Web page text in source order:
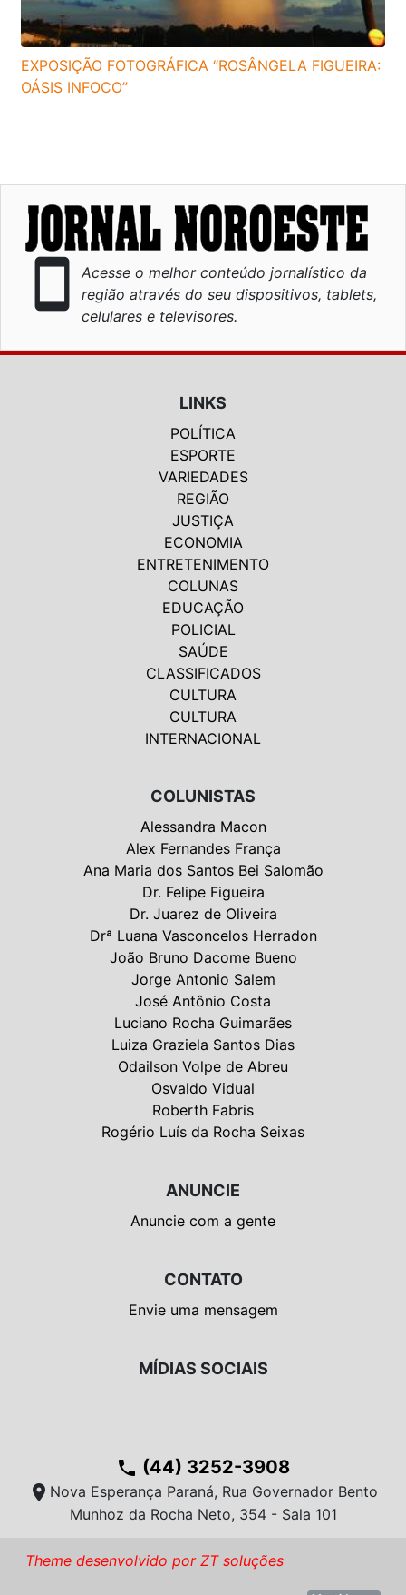
EXPOSIÇÃO FOTOGRÁFICA “ROSÂNGELA FIGUEIRA:
OÁSIS INFOCO”
smartphone
Acesse o melhor conteúdo jornalístico da
região através do seu dispositivos, tablets,
celulares e televisores.
LINKS
POLÍTICA
ESPORTE
VARIEDADES
REGIÃO
JUSTIÇA
ECONOMIA
ENTRETENIMENTO
COLUNAS
EDUCAÇÃO
POLICIAL
SAÚDE
CLASSIFICADOS
CULTURA
CULTURA
INTERNACIONAL
COLUNISTAS
Alessandra Macon
Alex Fernandes França
Ana Maria dos Santos Bei Salomão
Dr. Felipe Figueira
Dr. Juarez de Oliveira
Drª Luana Vasconcelos Herradon
João Bruno Dacome Bueno
Jorge Antonio Salem
José Antônio Costa
Luciano Rocha Guimarães
Luiza Graziela Santos Dias
Odailson Volpe de Abreu
Osvaldo Vidual
Roberth Fabris
Rogério Luís da Rocha Seixas
ANUNCIE
Anuncie com a gente
CONTATO
Envie uma mensagem
MÍDIAS SOCIAIS
phone (44) 3252-3908
location_on Nova Esperança Paraná, Rua Governador Bento
Munhoz da Rocha Neto, 354 - Sala 101
Theme desenvolvido por ZT soluções